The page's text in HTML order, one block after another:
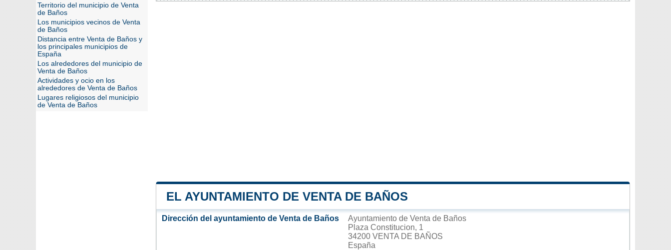
EL AYUNTAMIENTO DE VENTA DE BAÑOS
Dirección del ayuntamiento de Venta de Baños
Ayuntamiento de Venta de Baños
Plaza Constitucion, 1
34200 VENTA DE BAÑOS
España
Territorio del municipio de Venta
de Baños
Los municipios vecinos de Venta
de Baños
Distancia entre Venta de Baños y
los principales municipios de
España
Los alrededores del municipio de
Venta de Baños
Actividades y ocio en los
alrededores de Venta de Baños
Lugares religiosos del municipio
de Venta de Baños